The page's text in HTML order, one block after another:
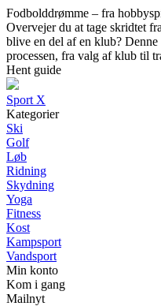
Fodbolddrømme – fra
Overvejer du at tage skridtet
blive en del af en klub?
processen, fra valg af klub til
Hent guide
Sport X
Kategorier
Ski
Golf
Løb
Ridning
Skydning
Yoga
Fitness
Kost
Kampsport
Vandsport
Min konto
Kom i gang
Mailnyt